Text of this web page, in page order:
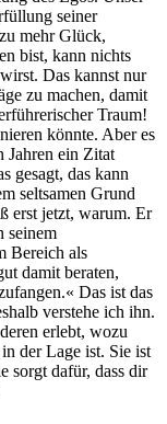
seiner
mehr Glück,
bist, kann nichts
Das kannst nur
zu machen, damit
Traum!
könnte. Aber es
Jahren ein Zitat
gesagt, das kann
seltsamen Grund
erst jetzt, warum. Er
seinem
Bereich als
damit beraten,
Das ist das
verstehe ich ihn.
erlebt, wozu
der Lage ist. Sie ist
sorgt dafür, dass dir